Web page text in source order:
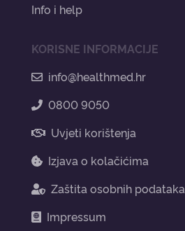
Info i help
KORISNE INFORMACIJE
info@healthmed.hr
0800 9050
Uvjeti korištenja
Izjava o kolačićima
Zaštita osobnih podataka
Impressum